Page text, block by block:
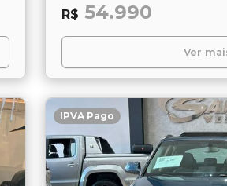
R$ 54.990
Ver
IPVA Pago